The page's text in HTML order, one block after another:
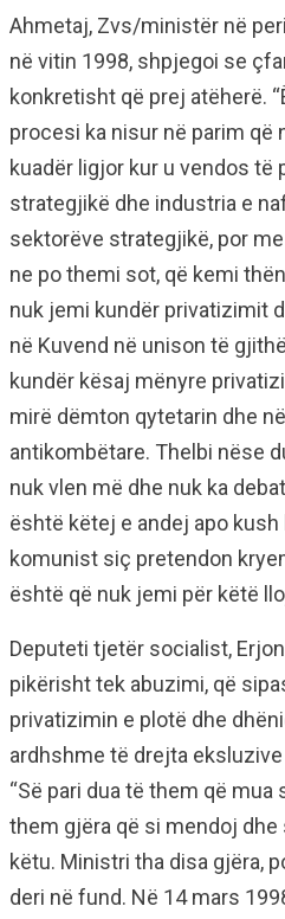
Ahmetaj, Zvs/ministër në
në vitin 1998, shpjegoi se
konkretisht që prej atëherë.
procesi ka nisur në parim që
kuadër ligjor kur u vendos
strategjikë dhe industria e
sektorëve strategjikë, por
ne po themi sot, që kemi
nuk jemi kundër privatizimit
në Kuvend në unison të
kundër kësaj mënyre
mirë dëmton qytetarin dhe
antikombëtare. Thelbi nëse
nuk vlen më dhe nuk ka
është këtej e andej apo
komunist siç pretendon
është që nuk jemi për këtë
Deputeti tjetër socialist,
pikërisht tek abuzimi, që
privatizimin e plotë dhe
ardhshme të drejta
“Së pari dua të them që mua
them gjëra që si mendoj dhe
këtu. Ministri tha disa gjëra,
deri në fund. Në 14 mars